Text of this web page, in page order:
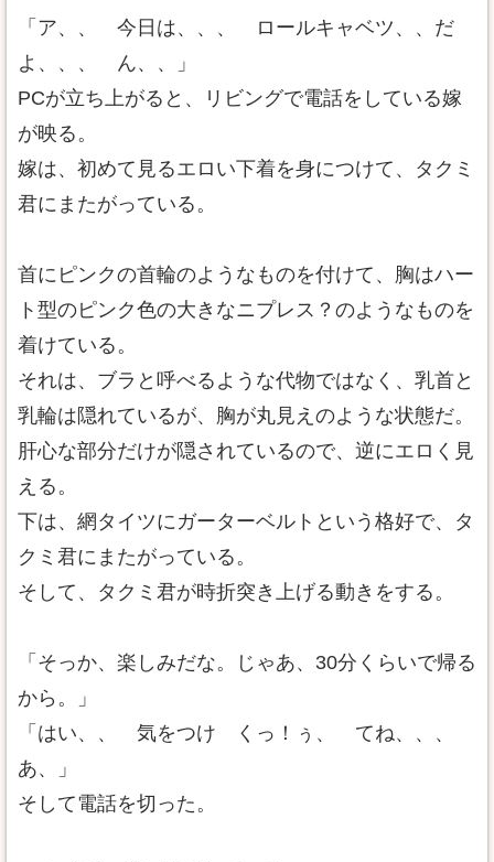
「ア、、 今日は、、、 ロールキャベツ、、だ
よ、、、 ん、、」
PCが立ち上がると、リビングで電話をしている嫁
が映る。
嫁は、初めて見るエロい下着を身につけて、タクミ
君にまたがっている。
首にピンクの首輪のようなものを付けて、胸はハー
ト型のピンク色の大きなニプレス？のようなものを
着けている。
それは、ブラと呼べるような代物ではなく、乳首と
乳輪は隠れているが、胸が丸見えのような状態だ。
肝心な部分だけが隠されているので、逆にエロく見
える。
下は、網タイツにガーターベルトという格好で、タ
クミ君にまたがっている。
そして、タクミ君が時折突き上げる動きをする。
「そっか、楽しみだな。じゃあ、30分くらいで帰る
から。」
「はい、、 気をつけ くっ！ぅ、 てね、、、
あ、」
そして電話を切った。